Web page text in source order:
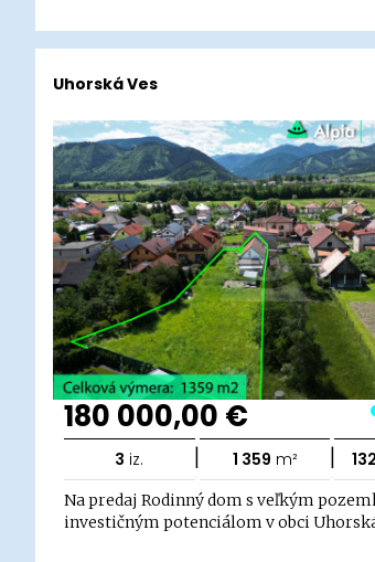
Uhorská Ves
180 000,00 €
3 iz. | 1 359 m² |
Na predaj Rodinný dom s veľkým
investičným potenciálom v obci